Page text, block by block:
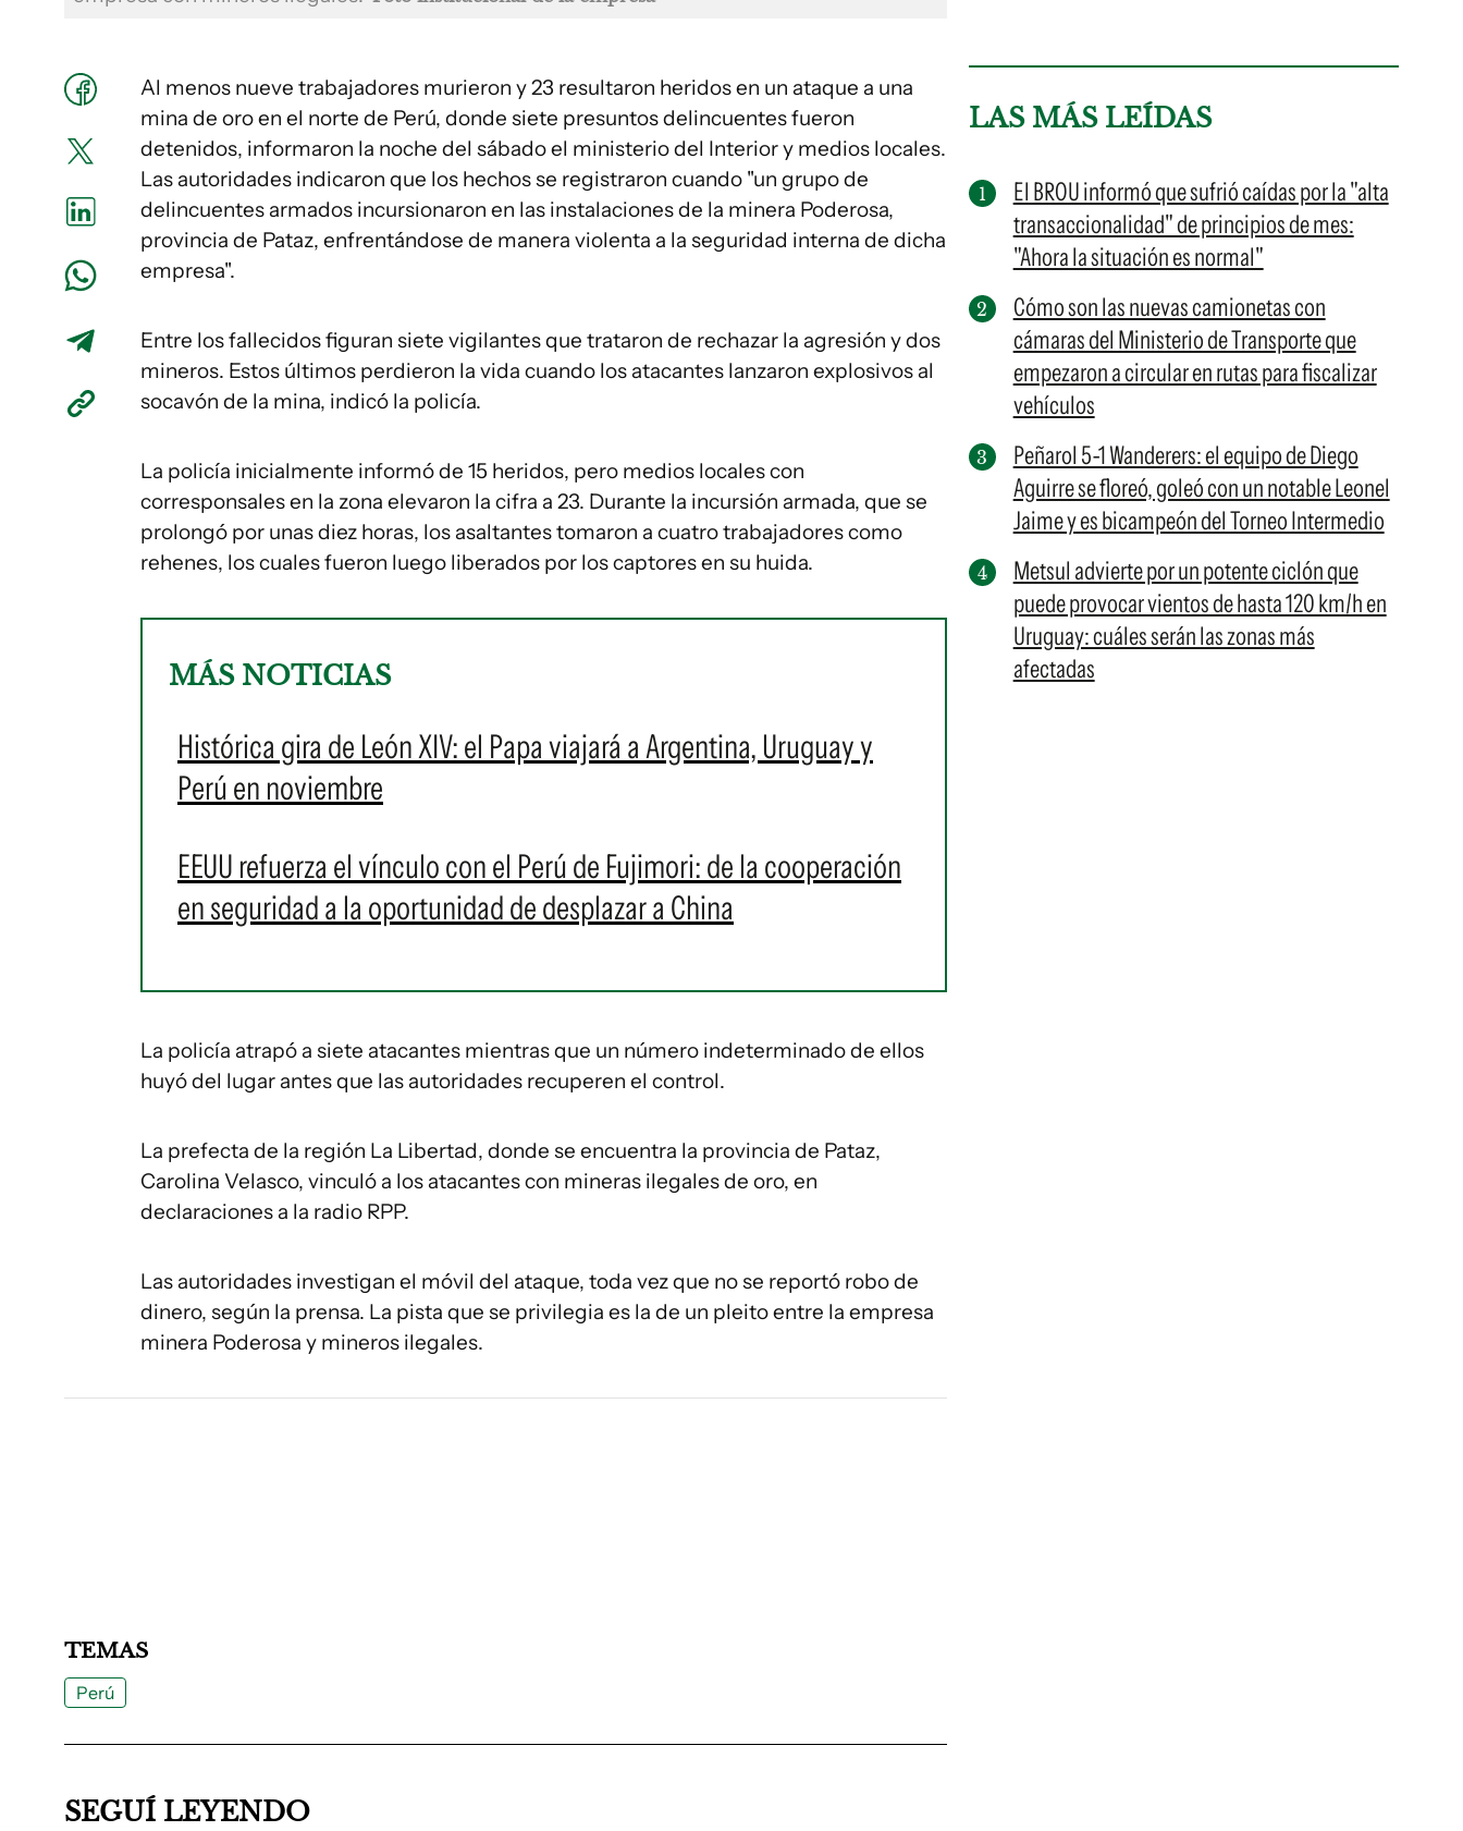
Al menos nueve trabajadores murieron y 23 resultaron heridos en un ataque a una
mina de oro en el norte de Perú, donde siete presuntos delincuentes fueron
detenidos, informaron la noche del sábado el ministerio del Interior y medios locales.
Las autoridades indicaron que los hechos se registraron cuando "un grupo de
delincuentes armados incursionaron en las instalaciones de la minera Poderosa,
provincia de Pataz, enfrentándose de manera violenta a la seguridad interna de dicha
empresa".
Entre los fallecidos figuran siete vigilantes que trataron de rechazar la agresión y dos
mineros. Estos últimos perdieron la vida cuando los atacantes lanzaron explosivos al
socavón de la mina, indicó la policía.
La policía inicialmente informó de 15 heridos, pero medios locales con
corresponsales en la zona elevaron la cifra a 23. Durante la incursión armada, que se
prolongó por unas diez horas, los asaltantes tomaron a cuatro trabajadores como
rehenes, los cuales fueron luego liberados por los captores en su huida.
MÁS NOTICIAS
Histórica gira de León XIV: el Papa viajará a Argentina, Uruguay y
Perú en noviembre
EEUU refuerza el vínculo con el Perú de Fujimori: de la cooperación
en seguridad a la oportunidad de desplazar a China
La policía atrapó a siete atacantes mientras que un número indeterminado de ellos
huyó del lugar antes que las autoridades recuperen el control.
La prefecta de la región La Libertad, donde se encuentra la provincia de Pataz,
Carolina Velasco, vinculó a los atacantes con mineras ilegales de oro, en
declaraciones a la radio RPP.
Las autoridades investigan el móvil del ataque, toda vez que no se reportó robo de
dinero, según la prensa. La pista que se privilegia es la de un pleito entre la empresa
minera Poderosa y mineros ilegales.
LAS MÁS LEÍDAS
El BROU informó que sufrió caídas por la "alta
transaccionalidad" de principios de mes:
"Ahora la situación es normal"
Cómo son las nuevas camionetas con
cámaras del Ministerio de Transporte que
empezaron a circular en rutas para fiscalizar
vehículos
Peñarol 5-1 Wanderers: el equipo de Diego
Aguirre se floreó, goleó con un notable Leonel
Jaime y es bicampeón del Torneo Intermedio
Metsul advierte por un potente ciclón que
puede provocar vientos de hasta 120 km/h en
Uruguay: cuáles serán las zonas más
afectadas
TEMAS
Perú
SEGUÍ LEYENDO